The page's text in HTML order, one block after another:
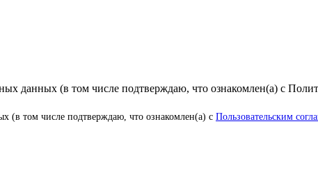
данных (в том числе подтверждаю, что ознакомлен(а) с
(в том числе подтверждаю, что ознакомлен(а) с Пользовательским